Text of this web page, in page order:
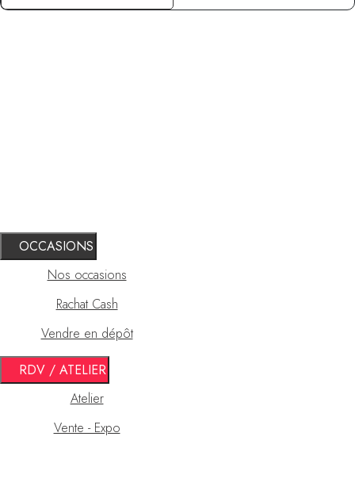
OCCASIONS
Nos occasions
Rachat Cash
Vendre en dépôt
RDV / ATELIER
Atelier
Vente - Expo